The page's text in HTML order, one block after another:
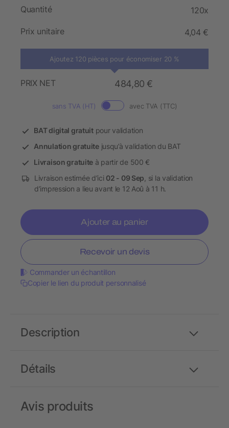
Quantité 120x
Prix unitaire 4,04 €
Ajoutez 120 pièces pour économiser 20 %
PRIX NET 484,80 €
sans TVA (HT) avec TVA (TTC)
BAT digital gratuitpour validation
Annulation gratuitejusqu’à validation du BAT
Livraison gratuite à partir de 500 €
Livraison estimée d’ici 02 - 09 Sep , si la validation
d’impression a lieu avant le 12 Aoû à 11 h.
Ajouter au panier
Recevoir un devis
Commander un échantillon
Copier le lien du produit personnalisé
Détails
Description
Avis produits